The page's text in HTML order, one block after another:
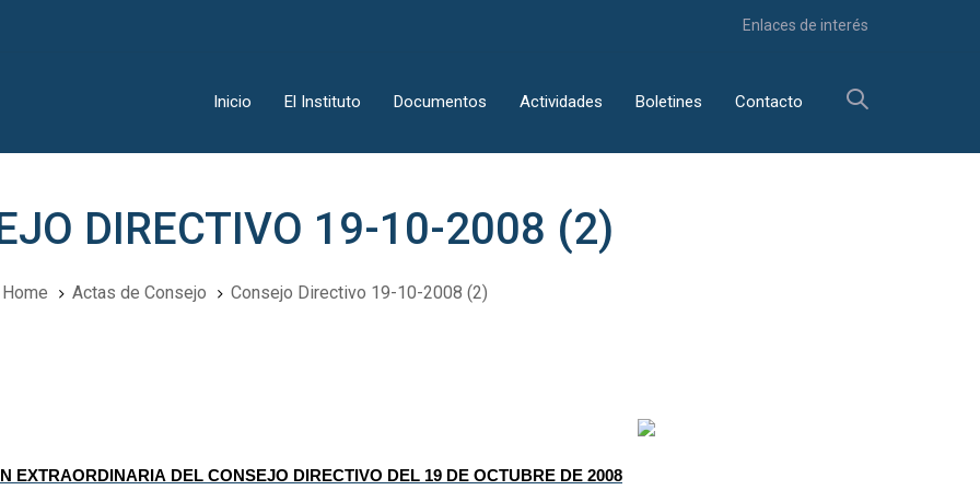
Enlaces de interés
Inicio El Instituto Documentos Actividades Boletines Contacto
DIRECTIVO 19-10-2008 (2)
Home Actas de Consejo Consejo Directivo 19-10-2008 (2)
EXTRAORDINARIA DEL CONSEJO DIRECTIVO DEL 19 DE OCTUBRE DE 2008